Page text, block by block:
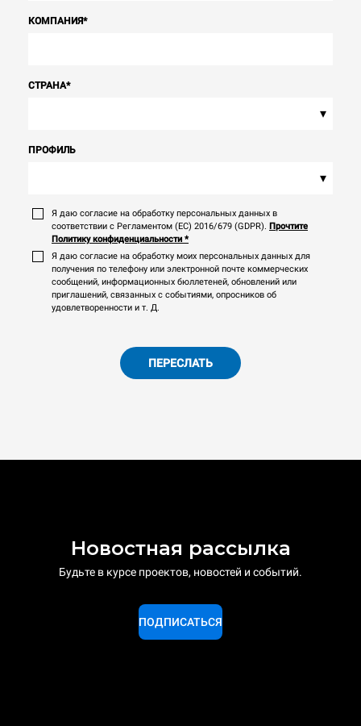
КОМПАНИЯ*
СТРАНА*
▾
ПРОФИЛЬ
▾
Я даю согласие на обработку персональных данных в
соответствии с Регламентом (ЕС) 2016/679 (GDPR). Прочтите
Политику конфиденциальности *
Я даю согласие на обработку моих персональных данных для
получения по телефону или электронной почте коммерческих
сообщений, информационных бюллетеней, обновлений или
приглашений, связанных с событиями, опросников об
удовлетворенности и т. Д.
ПЕРЕСЛАТЬ
Новостная рассылка
Будьте в курсе проектов, новостей и событий.
ПОДПИСАТЬСЯ